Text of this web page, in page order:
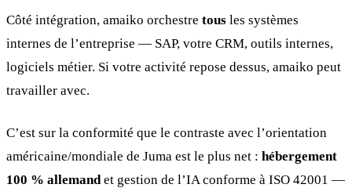
Côté intégration, amaiko orchestre tous les systèmes
internes de l’entreprise — SAP, votre CRM, outils internes,
logiciels métier. Si votre activité repose dessus, amaiko peut
travailler avec.
C’est sur la conformité que le contraste avec l’orientation
américaine/mondiale de Juma est le plus net : hébergement
100 % allemandet gestion de l’IA conforme à ISO 42001 —